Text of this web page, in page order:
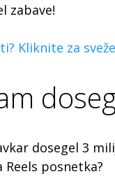
zabave!
Kliknite za
dosegel 3
posnetka?